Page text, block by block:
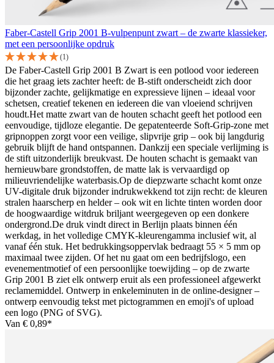
Faber-Castell Grip 2001 B-vulpenpunt zwart – de zwarte klassieker,
met een persoonlijke opdruk
(1)
De Faber-Castell Grip 2001 B Zwart is een potlood voor iedereen
die het graag iets zachter heeft: de B-stift onderscheidt zich door
bijzonder zachte, gelijkmatige en expressieve lijnen – ideaal voor
schetsen, creatief tekenen en iedereen die van vloeiend schrijven
houdt.Het matte zwart van de houten schacht geeft het potlood een
eenvoudige, tijdloze elegantie. De gepatenteerde Soft-Grip-zone met
gripnoppen zorgt voor een veilige, slipvrije grip – ook bij langdurig
gebruik blijft de hand ontspannen. Dankzij een speciale verlijming is
de stift uitzonderlijk breukvast. De houten schacht is gemaakt van
hernieuwbare grondstoffen, de matte lak is vervaardigd op
milieuvriendelijke waterbasis.Op de diepzwarte schacht komt onze
UV-digitale druk bijzonder indrukwekkend tot zijn recht: de kleuren
stralen haarscherp en helder – ook wit en lichte tinten worden door
de hoogwaardige witdruk briljant weergegeven op een donkere
ondergrond.De druk vindt direct in Berlijn plaats binnen één
werkdag, in het volledige CMYK-kleurengamma inclusief wit, al
vanaf één stuk. Het bedrukkingsoppervlak bedraagt 55 × 5 mm op
maximaal twee zijden. Of het nu gaat om een bedrijfslogo, een
evenementmotief of een persoonlijke toewijding – op de zwarte
Grip 2001 B ziet elk ontwerp eruit als een professioneel afgewerkt
reclamemiddel. Ontwerp in enkeleminuten in de online-designer –
ontwerp eenvoudig tekst met pictogrammen en emoji's of upload
een logo (PNG of SVG).
Van € 0,89*